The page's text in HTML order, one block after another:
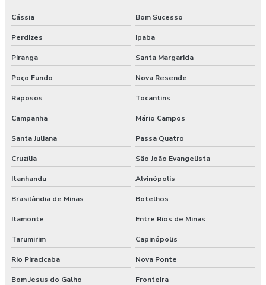
Cássia Bom Sucesso
Perdizes Ipaba
Piranga Santa Margarida
Poço Fundo Nova Resende
Raposos Tocantins
Campanha Mário Campos
Santa Juliana Passa Quatro
Cruzília São João Evangelista
Itanhandu Alvinópolis
Brasilândia de Minas Botelhos
Itamonte Entre Rios de Minas
Tarumirim Capinópolis
Rio Piracicaba Nova Ponte
Bom Jesus do Galho Fronteira